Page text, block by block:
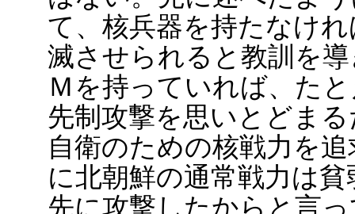
て、核兵器を持たなけ
滅させられると教訓を
Ｍを持っていれば、た
先制攻撃を思いとどま
自衛のための核戦力を
に北朝鮮の通常戦力は
先に攻撃したからと言